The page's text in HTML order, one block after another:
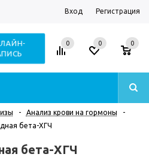
Вход Регистрация
0 0
0
- Анализ крови на гормоны
-
бета-ХГЧ
бета-ХГЧ